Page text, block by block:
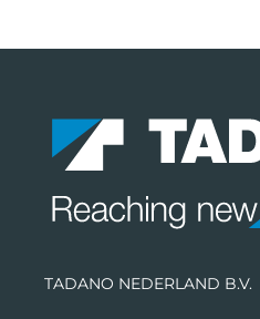
TADANO NEDERLAND B.V.